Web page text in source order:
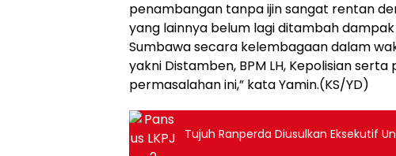
penambangan tanpa ijin sangat rentan
yang lainnya belum lagi ditambah
Sumbawa secara kelembagaan dalam
yakni Distamben, BPM LH, Kepolisian
permasalahan ini,” kata Yamin.(KS/YD)
Tujuh Ranperda Diusulkan Eksekutif